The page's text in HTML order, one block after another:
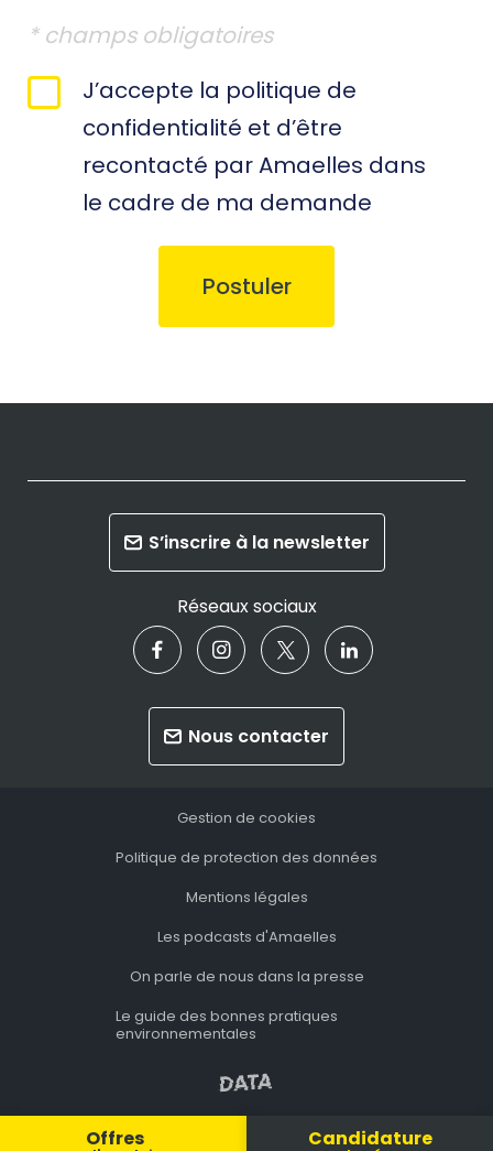
* champs obligatoires
RGPD
*
J’accepte la politique de
confidentialité et d’être
recontacté par Amaelles dans
le cadre de ma demande
S’inscrire à la newsletter
Réseaux sociaux
Nous contacter
Gestion de cookies
Politique de protection des données
Mentions légales
Les podcasts d'Amaelles
On parle de nous dans la presse
Le guide des bonnes pratiques
environnementales
Offres Candidature